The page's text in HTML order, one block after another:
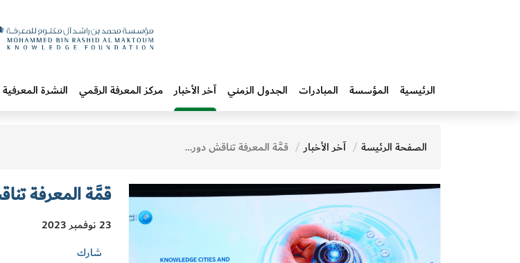
الرئيسية المؤسسة المبادرات‎ الجدول الزمني آخر الأخبار مركز المعرفة الرقمي النشرة المعرفية
الصفحة الرئيسة آخر الأخبار قمَّة المعرفة تناقش دور التقنيات الذكية في تعزيز الصحة
قمَّة المعرفة
23 نوفمبر 2023
شارك